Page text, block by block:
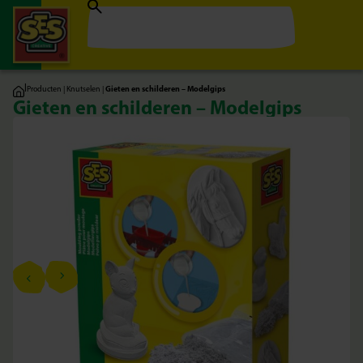
|Producten | Knutselen |Gieten en schilderen – Modelgips
Gieten en schilderen – Modelgips